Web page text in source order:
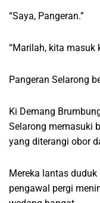
“Saya, Pangeran.”
“Marilah, kita masuk
Pangeran Selarong
Ki Demang
Selarong memasuki
yang diterangi obor
Mereka lantas
pengawal pergi